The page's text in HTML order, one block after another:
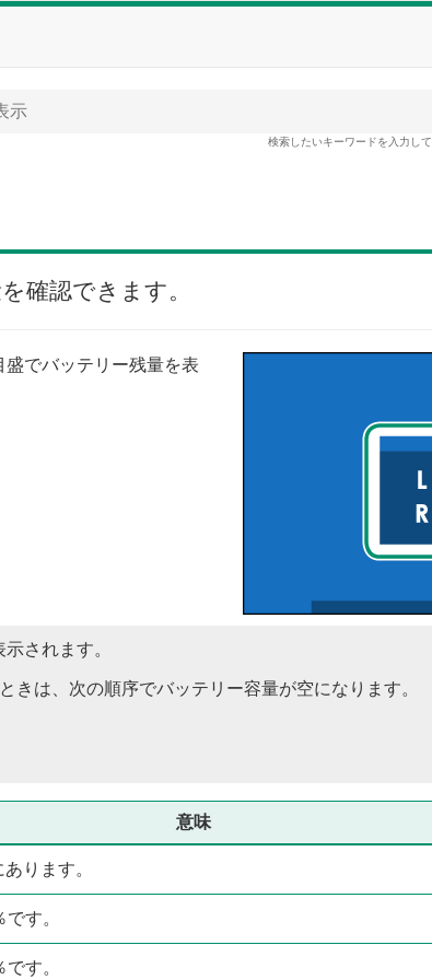
示
検索したいキーワードを入力して
確認できます。
でバッテリー残量を表
されます。
きは、次の順序でバッテリー容量が空になります。
意味
ります。
す。
す。